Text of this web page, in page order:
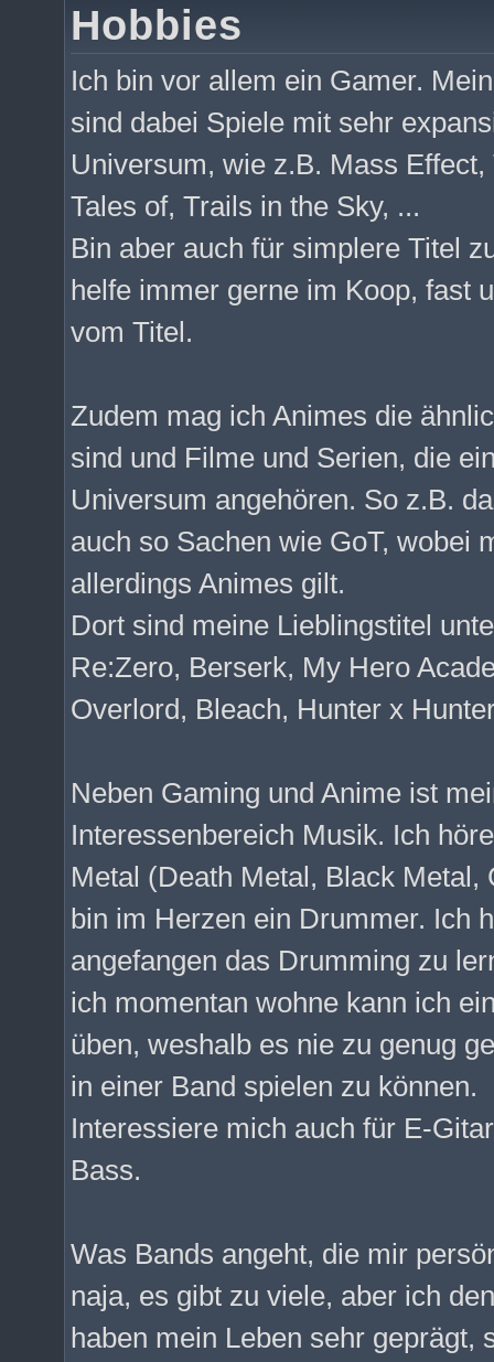
Hobbies
Ich bin vor allem ein Gamer.
sind dabei Spiele mit sehr
Universum, wie z.B. Mass
Tales of, Trails in the Sky, ...
Bin aber auch für simplere Titel
helfe immer gerne im Koop, fast
vom Titel.
Zudem mag ich Animes die
sind und Filme und Serien, die
Universum angehören. So z.B.
auch so Sachen wie GoT, wobei
allerdings Animes gilt.
Dort sind meine Lieblingstitel
Re:Zero, Berserk, My Hero
Overlord, Bleach, Hunter x
Neben Gaming und Anime ist
Interessenbereich Musik. Ich
Metal (Death Metal, Black Metal,
bin im Herzen ein Drummer. Ich
angefangen das Drumming zu
ich momentan wohne kann ich
üben, weshalb es nie zu genug
in einer Band spielen zu können.
Interessiere mich auch für E-
Bass.
Was Bands angeht, die mir
naja, es gibt zu viele, aber ich
haben mein Leben sehr geprägt,